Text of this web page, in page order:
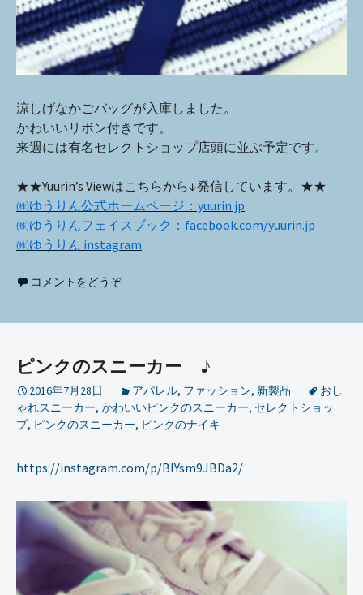
涼しげなかごバッグが入庫しました。
かわいいリボン付きです。
来週には有名セレクトショップ店頭に並ぶ予定です。
★★Yuurin’s Viewはこちらから↓発信しています。★★
㈱ゆうりん公式ホームページ：yuurin.jp
㈱ゆうりんフェイスブック：facebook.com/yuurin.jp
㈱ゆうりん instagram
コメントをどうぞ
ピンクのスニーカー ♪
2016年7月28日 アパレル, ファッション, 新製品
おし
ゃれスニーカー, かわいいピンクのスニーカー, セレクトショッ
プ, ピンクのスニーカー, ピンクのナイキ
https://instagram.com/p/BIYsm9JBDa2/